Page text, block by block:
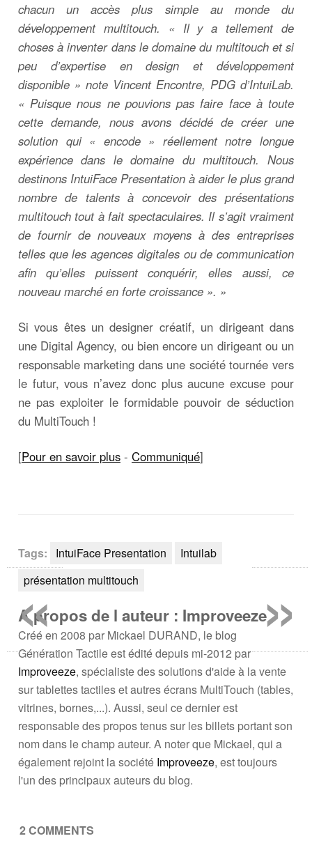
chacun un accès plus simple au monde du
développement multitouch. « Il y a tellement de
choses à inventer dans le domaine du multitouch et si
peu d’expertise en design et développement
disponible » note Vincent Encontre, PDG d’IntuiLab.
« Puisque nous ne pouvions pas faire face à toute
cette demande, nous avons décidé de créer une
solution qui « encode » réellement notre longue
expérience dans le domaine du multitouch. Nous
destinons IntuiFace Presentation à aider le plus grand
nombre de talents à concevoir des présentations
multitouch tout à fait spectaculaires. Il s’agit vraiment
de fournir de nouveaux moyens à des entreprises
telles que les agences digitales ou de communication
afin qu’elles puissent conquérir, elles aussi, ce
nouveau marché en forte croissance ». »
Si vous êtes un designer créatif, un dirigeant dans
une Digital Agency, ou bien encore un dirigeant ou un
responsable marketing dans une société tournée vers
le futur, vous n’avez donc plus aucune excuse pour
ne pas exploiter le formidable pouvoir de séduction
du MultiTouch !
[Pour en savoir plus - Communiqué]
Tags: IntuiFace Presentation
Intuilab
présentation multitouch
A propos de l auteur : Improveeze
Créé en 2008 par Mickael DURAND, le blog
Génération Tactile est édité depuis mi-2012 par
Improveeze, spécialiste des solutions d'aide à la vente
sur tablettes tactiles et autres écrans MultiTouch (tables,
vitrines, bornes,...). Aussi, seul ce dernier est
responsable des propos tenus sur les billets portant son
nom dans le champ auteur. A noter que Mickael, qui a
également rejoint la société Improveeze, est toujours
l'un des principaux auteurs du blog.
2 COMMENTS
»
«